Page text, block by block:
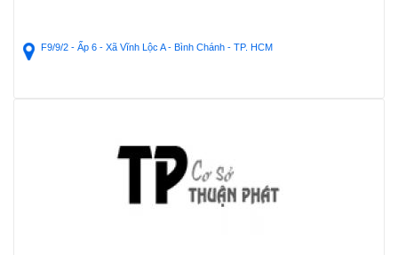
F9/9/2 - Ấp 6 - Xã Vĩnh Lộc A - Bình Chánh - TP. HCM